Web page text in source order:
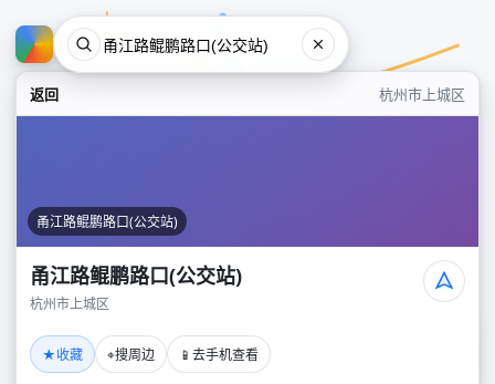
返回 杭州市上城区
甬江路鲲鹏路口(公交站)
甬江路鲲鹏路口(公交站)
杭州市上城区
★收藏 ⌖搜周边 📱 去手机查看